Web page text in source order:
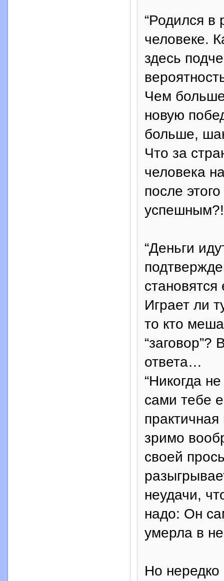
“Родился в
человеке.
здесь
Чем
новую
больше,
Что за
человека
после
успешным?!
“Деньги
Играет ли
то кто
ответа…
“Никогда
сами тебе
зримо
своей
неудачи,
надо: Он
умерла в
Но нередко